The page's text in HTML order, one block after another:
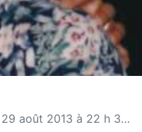
soudainement sans espoir de retour...